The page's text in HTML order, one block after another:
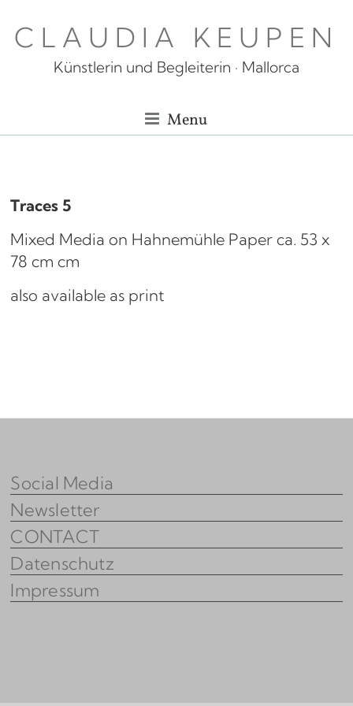
content
CLAUDIA KEUPEN
Künstlerin und Begleiterin · Mallorca
Menu
Traces 5
Mixed Media on Hahnemühle Paper ca. 53 x
78 cm cm
also available as print
Social Media
Newsletter
CONTACT
Datenschutz
Impressum